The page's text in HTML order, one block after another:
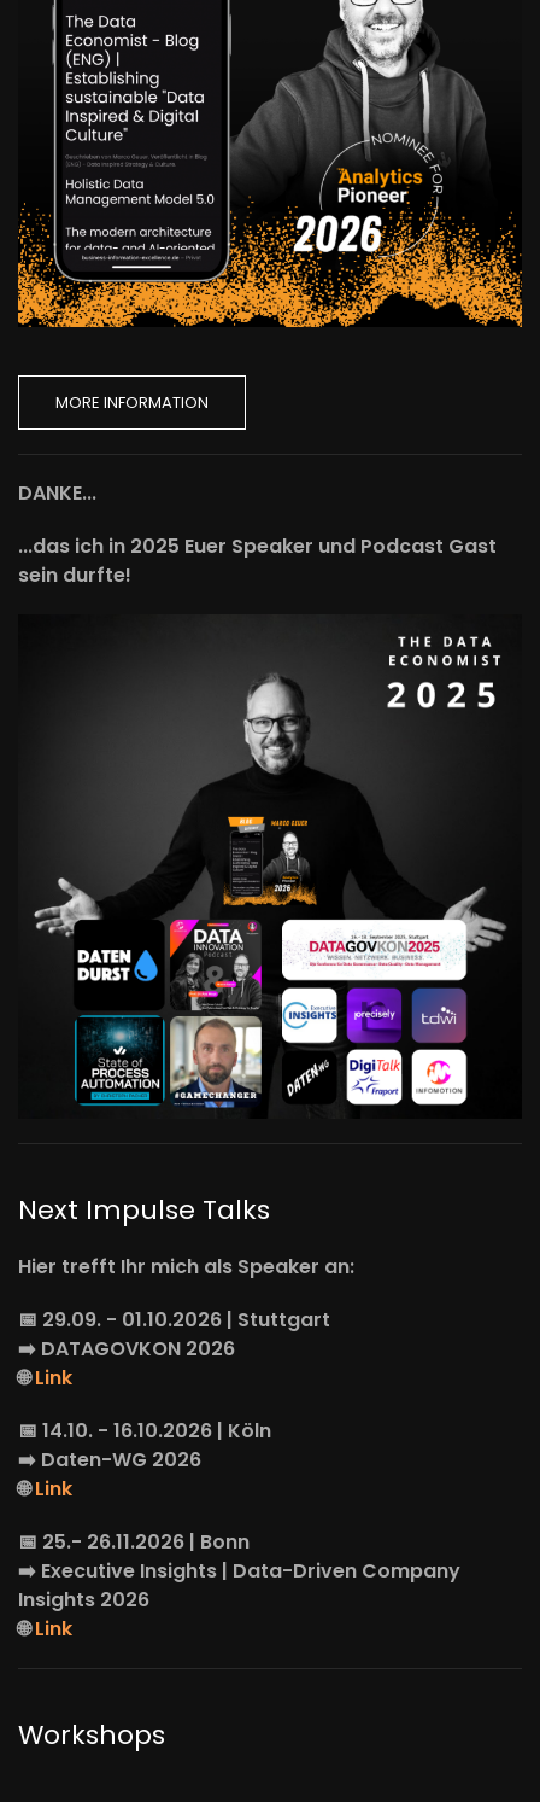
MORE INFORMATION
DANKE...
...das ich in 2025 Euer Speaker und Podcast Gast
sein durfte!
Next Impulse Talks
Hier trefft Ihr mich als Speaker an:
📅 29.09. - 01.10.2026 | Stuttgart
➡️ DATAGOVKON 2026
🌐Link
📅 14.10. - 16.10.2026 | Köln
➡️ Daten-WG 2026
🌐Link
📅 25.- 26.11.2026 | Bonn
➡️ Executive Insights | Data-Driven Company
Insights 2026
🌐Link
Workshops